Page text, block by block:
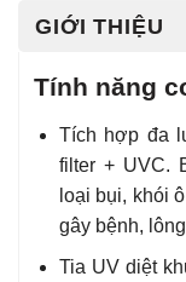
GIỚI THIỆU
Tính năng
Tích hợp đa
filter + UVC.
loại bụi, khói
gây bệnh,
Tia UV diệt